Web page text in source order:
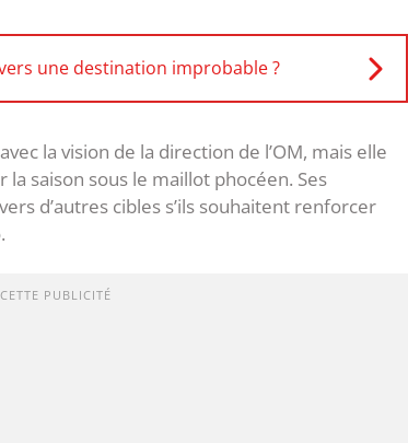
une destination improbable ?
la vision de la direction de l’OM, mais elle
saison sous le maillot phocéen. Ses
d’autres cibles s’ils souhaitent renforcer
PUBLICITÉ